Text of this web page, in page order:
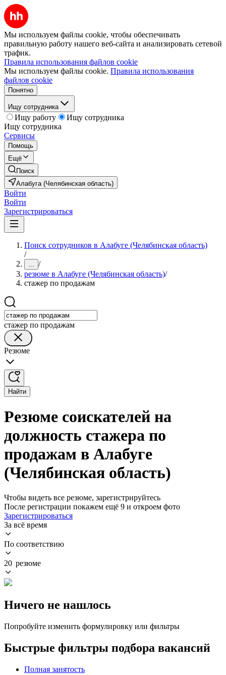
Мы используем файлы cookie, чтобы обеспечивать
правильную работу нашего веб-сайта и анализировать сетевой
трафик.
Правила использования файлов cookie
Мы используем файлы cookie. Правила использования
файлов cookie
Понятно
Ищу сотрудника
Ищу работу
Ищу сотрудника
Ищу сотрудника
Сервисы
Помощь
Ещё
Поиск
Алабуга (Челябинская область)
Войти
Войти
Зарегистрироваться
Поиск сотрудников в Алабуге (Челябинская область)
/
... /
резюме в Алабуге (Челябинская область)/
стажер по продажам
стажер по продажам
Резюме
Найти
Резюме соискателей на
должность стажера по
продажам в Алабуге
(Челябинская область)
Чтобы видеть все резюме, зарегистрируйтесь
После регистрации покажем ещё 9 и откроем фото
Зарегистрироваться
За всё время
По соответствию
20 резюме
Ничего не нашлось
Попробуйте изменить формулировку или фильтры
Быстрые фильтры подбора вакансий
Полная занятость